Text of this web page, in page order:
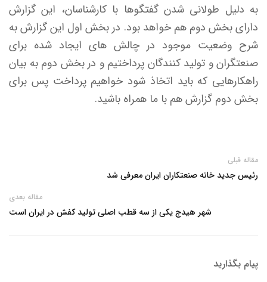
به دلیل طولانی شدن گفتگوها با کارشناسان، این گزارش
دارای بخش دوم هم خواهد بود. در بخش اول این گزارش به
شرح وضعیت موجود در چالش های ایجاد شده برای
صنعتگران و تولید کنندگان پرداختیم و در بخش دوم به بیان
راهکارهایی که باید اتخاذ شود خواهیم پرداخت پس برای
بخش دوم گزارش هم با ما همراه باشید.
مقاله قبلی
رئیس جدید خانه صنعتکاران ایران معرفی شد
مقاله بعدی
شهر هیدج یکی از سه قطب اصلی تولید کفش در ایران است
پیام بگذارید